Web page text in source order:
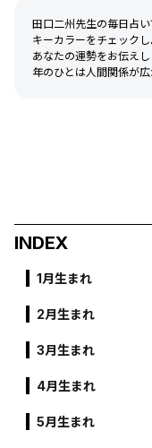
田口二州先生の毎日占
キーカラーをチェック
あなたの運勢をお伝え
年のひとは人間関係が
INDEX
1月生まれ
2月生まれ
3月生まれ
4月生まれ
5月生まれ